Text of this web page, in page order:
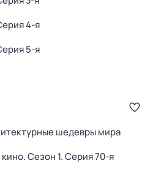
4-я
5-я
шедевры мира
. Сезон 1. Серия 70-я